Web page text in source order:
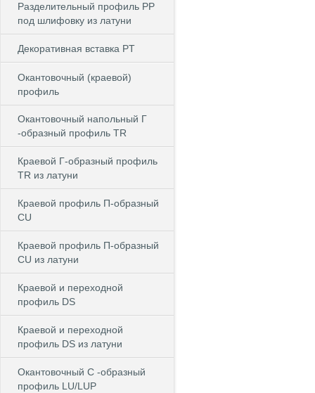
Разделительный профиль PP
под шлифовку из латуни
Декоративная вставка PT
Окантовочный (краевой)
профиль
Окантовочный напольный Г
-образный профиль TR
Краевой Г-образный профиль
TR из латуни
Краевой профиль П-образный
CU
Краевой профиль П-образный
CU из латуни
Краевой и переходной
профиль DS
Краевой и переходной
профиль DS из латуни
Окантовочный С -образный
профиль LU/LUP